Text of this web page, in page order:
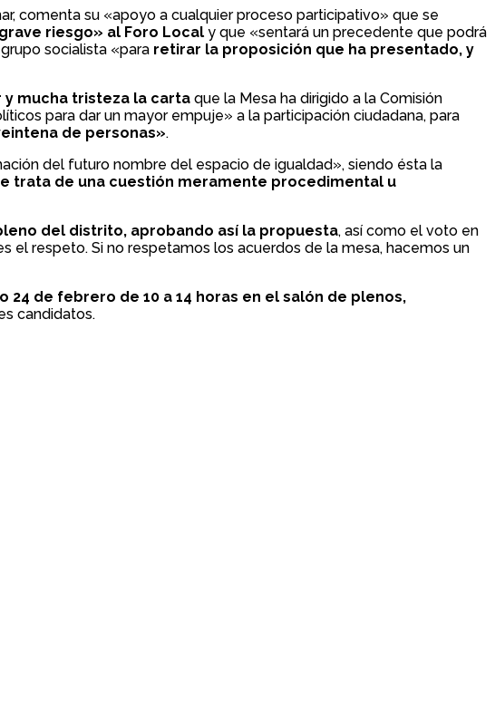
comenta su «apoyo a cualquier proceso participativo» que se
riesgo» al Foro Local y que «sentará un precedente que podrá
socialista «para retirar la proposición que ha presentado, y
mucha tristeza la carta que la Mesa ha dirigido a la Comisión
para dar un mayor empuje» a la participación ciudadana, para
de personas».
del futuro nombre del espacio de igualdad», siendo ésta la
trata de una cuestión meramente procedimental u
del distrito, aprobando así la propuesta, así como el voto en
el respeto. Si no respetamos los acuerdos de la mesa, hacemos un
de febrero de 10 a 14 horas en el salón de plenos,
candidatos.